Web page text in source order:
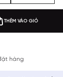
THÊM VÀO GIỎ
hàng